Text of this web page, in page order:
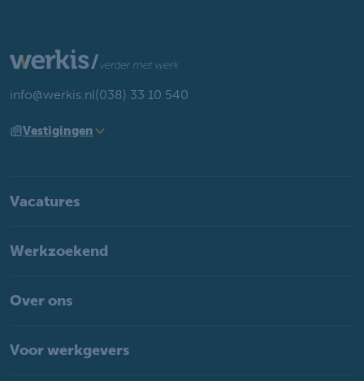
info@werkis.nl(038) 33 10 540
Vestigingen
Vacatures
Werkzoekend
Over ons
Voor werkgevers